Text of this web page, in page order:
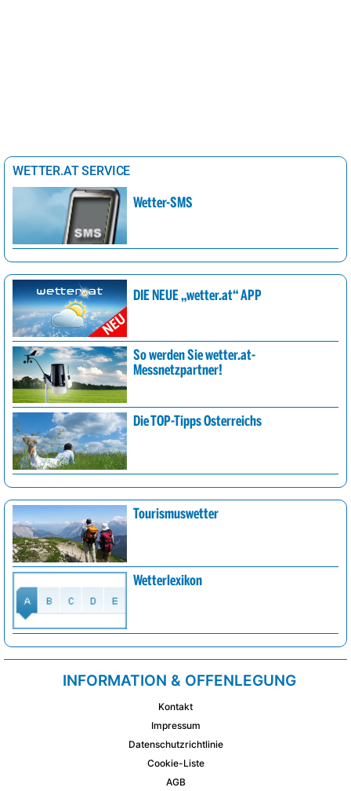
WETTER.AT SERVICE
Wetter-SMS
DIE NEUE „wetter.at“ APP
So werden Sie wetter.at-
Messnetzpartner!
Die TOP-Tipps Österreichs
Tourismuswetter
Wetterlexikon
INFORMATION & OFFENLEGUNG
Kontakt
Impressum
Datenschutzrichtlinie
Cookie-Liste
AGB